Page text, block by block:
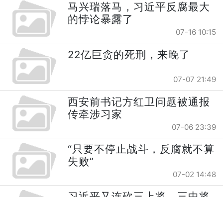
马兴瑞落马，习近平反腐最大
的悖论暴露了
07-16 10:15
22亿巨贪的死刑，来晚了
07-07 21:49
西安前书记方红卫问题被通报
传牵涉习家
07-06 23:39
“只要不停止战斗，反腐就不算
失败”
07-02 14:48